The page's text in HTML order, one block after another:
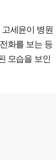
세윤이 병원
화를 보는 등
모습을 보인